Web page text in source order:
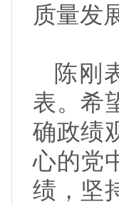
质量发
陈刚
表。希
确政绩
心的党
绩，坚